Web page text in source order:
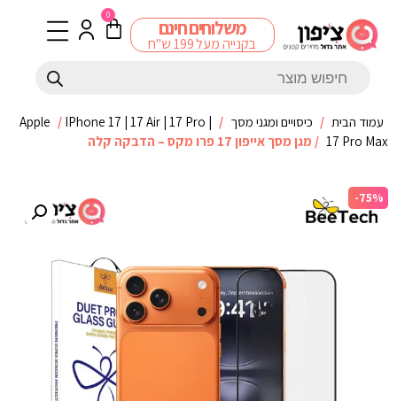
משלוחים חינם
בקנייה מעל 199 ש"ח
0
עמוד הבית / כיסויים ומגני מסך /
Apple / IPhone 17 | 17 Air | 17 Pro |
17 Pro Max / מגן מסך אייפון 17 פרו מקס – הדבקה קלה
-75%